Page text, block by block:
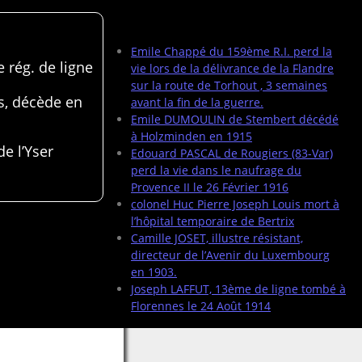
Emile Chappé du 159ème R.I. perd la
vie lors de la délivrance de la Flandre
sur la route de Torhout , 3 semaines
avant la fin de la guerre.
Emile DUMOULIN de Stembert décédé
à Holzminden en 1915
Edouard PASCAL de Rougiers (83-Var)
perd la vie dans le naufrage du
Provence II le 26 Février 1916
colonel Huc Pierre Joseph Louis mort à
l’hôpital temporaire de Bertrix
Camille JOSET, illustre résistant,
directeur de l’Avenir du Luxembourg
en 1903.
Joseph LAFFUT, 13ème de ligne tombé à
Florennes le 24 Août 1914
rég. de ligne
décède en
l’Yser